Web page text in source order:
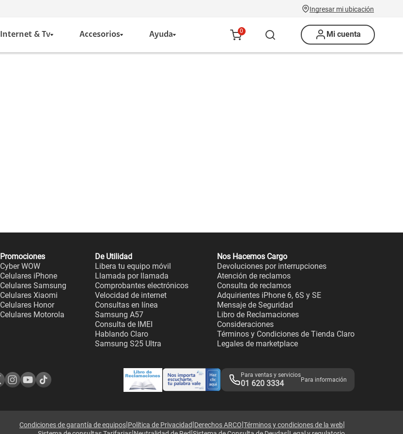
Ingresar mi ubicación
Internet & Tv Accesorios Ayuda 0 Mi cuenta
Promociones
Cyber WOW
Celulares iPhone
Celulares Samsung
Celulares Xiaomi
Celulares Honor
Celulares Motorola
De Utilidad
Libera tu equipo móvil
Llamada por llamada
Comprobantes electrónicos
Velocidad de internet
Consultas en línea
Samsung A57
Consulta de IMEI
Hablando Claro
Samsung S25 Ultra
Nos Hacemos Cargo
Devoluciones por interrupciones
Atención de reclamos
Consulta de reclamos
Adquirientes iPhone 6, 6S y SE
Mensaje de Seguridad
Libro de Reclamaciones
Consideraciones
Términos y Condiciones de Tienda Claro
Legales de marketplace
Para ventas y servicios
01 620 3334 Para información
Condiciones de garantía de equipos|Política de Privacidad|Derechos ARCO|Términos y condiciones de la web|